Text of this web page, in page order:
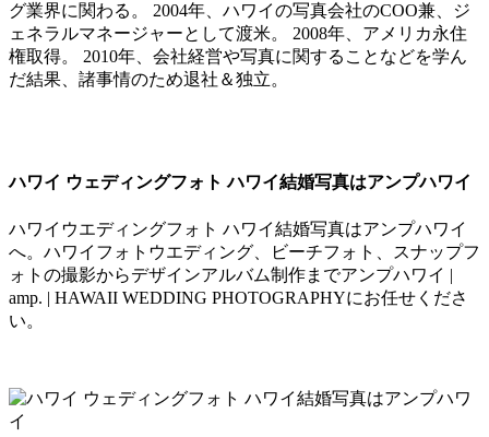
グ業界に関わる。 2004年、ハワイの写真会社のCOO兼、ジ
ェネラルマネージャーとして渡米。 2008年、アメリカ永住
権取得。 2010年、会社経営や写真に関することなどを学ん
だ結果、諸事情のため退社＆独立。
ハワイ ウェディングフォト ハワイ結婚写真はアンプハワイ
ハワイウエディングフォト ハワイ結婚写真はアンプハワイ
へ。ハワイフォトウエディング、ビーチフォト、スナップフ
ォトの撮影からデザインアルバム制作までアンプハワイ |
amp. | HAWAII WEDDING PHOTOGRAPHYにお任せくださ
い。